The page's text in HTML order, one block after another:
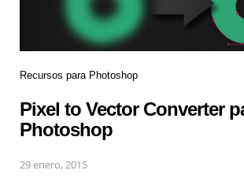
Recursos para Photoshop
Pixel to Vector Converter
Photoshop
29 enero, 2015